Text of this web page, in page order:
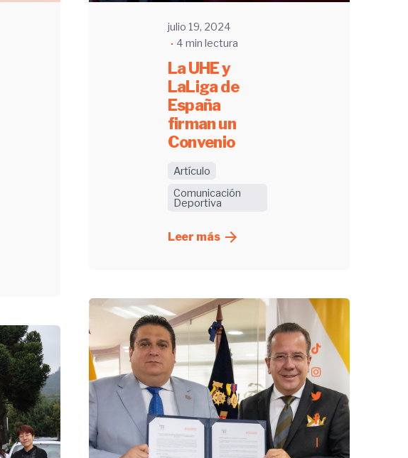
julio 19, 2024
4 min lectura
La UHE y
LaLiga de
España
firman un
Convenio
Artículo
Comunicación
Deportiva
Leer más